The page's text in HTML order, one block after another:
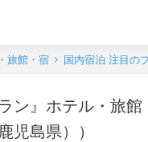
旅館・宿 国内宿泊 注目の
ン』ホテル・旅
児島県））